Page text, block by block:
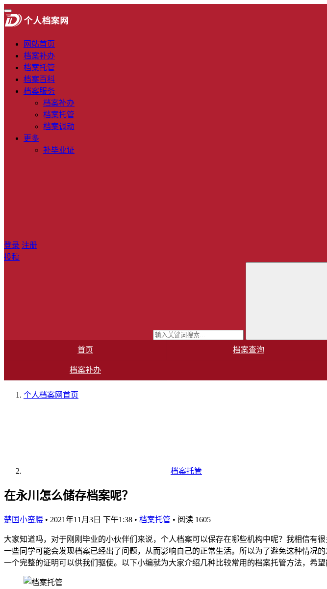
网站首页
档案补办
档案托管
档案百科
档案服务
档案补办
档案托管
档案调动
更多
补毕业证
登录 注册
投稿
首页 档案查询
档案补办
个人档案网首页
档案托管
在永川怎么储存档案呢？
楚国小蛮腰 • 2021年11月3日 下午1:38 • 档案托管 • 阅读 1605
大家知道吗，对于刚刚毕业的小伙伴们来说，个人档案可以保存在哪些机构中呢？我相信有
一些同学可能会发现档案已经出了问题，从而影响自己的正常生活。所以为了避免这种情况
一个完整的证明可以供我们驱使。以下小编就为大家介绍几种比较常用的档案托管方法，希望